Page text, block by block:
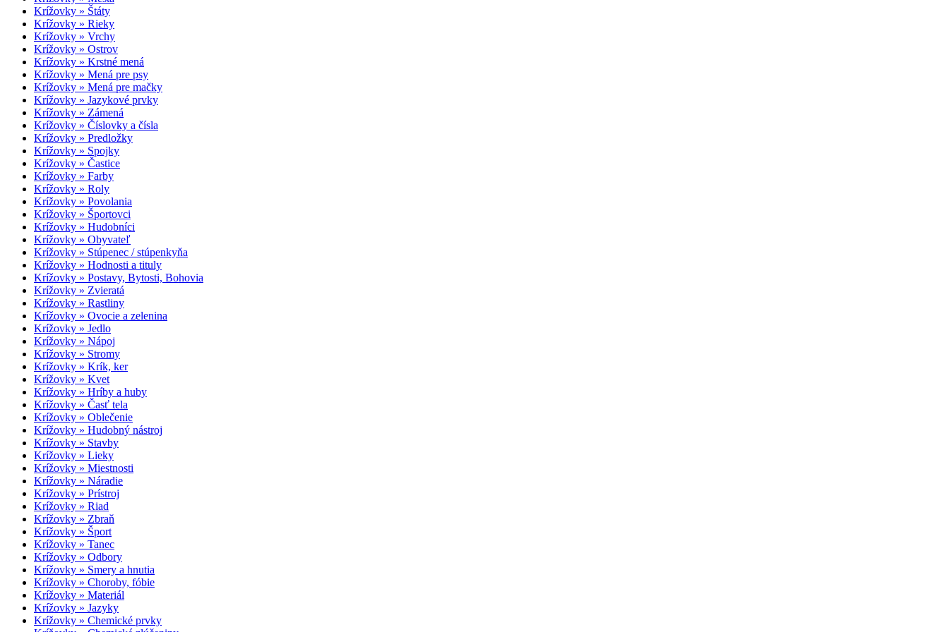
Krížovky » Štáty
Krížovky » Rieky
Krížovky » Vrchy
Krížovky » Ostrov
Krížovky » Krstné mená
Krížovky » Mená pre psy
Krížovky » Mená pre mačky
Krížovky » Jazykové prvky
Krížovky » Zámená
Krížovky » Číslovky a čísla
Krížovky » Predložky
Krížovky » Spojky
Krížovky » Častice
Krížovky » Farby
Krížovky » Roly
Krížovky » Povolania
Krížovky » Športovci
Krížovky » Hudobníci
Krížovky » Obyvateľ
Krížovky » Stúpenec / stúpenkyňa
Krížovky » Hodnosti a tituly
Krížovky » Postavy, Bytosti, Bohovia
Krížovky » Zvieratá
Krížovky » Rastliny
Krížovky » Ovocie a zelenina
Krížovky » Jedlo
Krížovky » Nápoj
Krížovky » Stromy
Krížovky » Krík, ker
Krížovky » Kvet
Krížovky » Hríby a huby
Krížovky » Časť tela
Krížovky » Oblečenie
Krížovky » Hudobný nástroj
Krížovky » Stavby
Krížovky » Lieky
Krížovky » Miestnosti
Krížovky » Náradie
Krížovky » Prístroj
Krížovky » Riad
Krížovky » Zbraň
Krížovky » Šport
Krížovky » Tanec
Krížovky » Odbory
Krížovky » Smery a hnutia
Krížovky » Choroby, fóbie
Krížovky » Materiál
Krížovky » Jazyky
Krížovky » Chemické prvky